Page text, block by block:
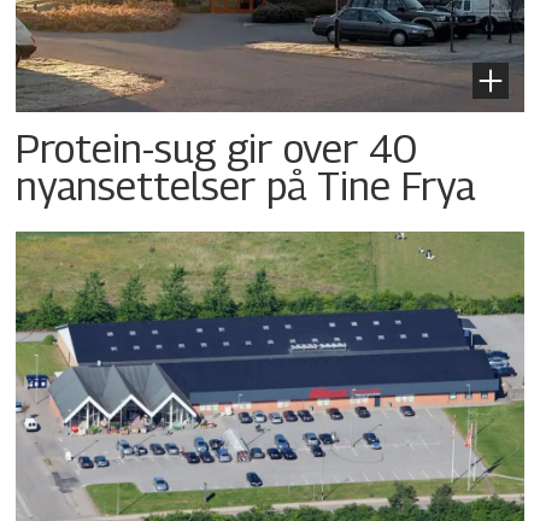
Protein-sug gir over 40
nyansettelser på Tine Frya